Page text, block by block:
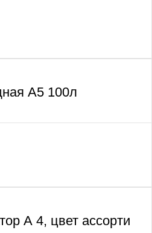
А5 100л
А 4, цвет ассорти